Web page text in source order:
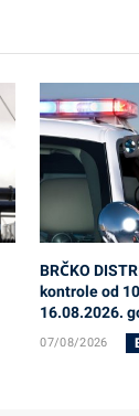
BRČKO
kontrole od
16.08.2026.
07/08/2026